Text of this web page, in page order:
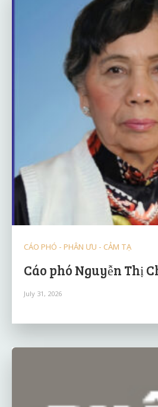
CÁO PHÓ - PHÂN ƯU - CẢM TẠ
Cáo phó Nguyễn Thị
July 31, 2026